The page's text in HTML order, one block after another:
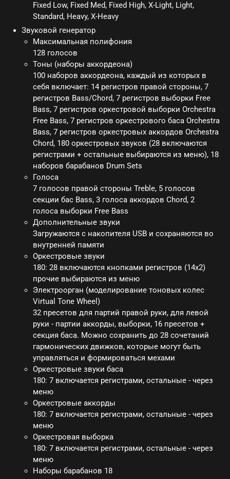
Fixed Low, Fixed Med, Fixed High, X-Light, Light,
Standard, Heavy, X-Heavy
Звуковой генератор
Максимальная полифония
128 голосов
Тоны (наборы аккордеона)
100 наборов аккордеона, каждый из которых в
себя включает: 14 регистров правой стороны, 7
регистров Bass/Chord, 7 регистров выборки Free
Bass, 7 регистров оркестровой выборки Orchestra
Free Bass, 7 регистров оркестрового баса Orchestra
Bass, 7 регистров оркестровых аккордов Orchestra
Chord, 180 оркестровых звуков (28 включаются
регистрами + остальные выбираются из меню), 18
наборов барабанов Drum Sets
Голоса
7 голосов правой стороны Treble, 5 голосов
секции бас Bass, 3 голоса аккордов Chord, 2
голоса выборки Free Bass
Дополнительные звуки
Загружаются с накопителя USB и сохраняются во
внутренней памяти
Оркестровые звуки
180: 28 включаются кнопками регистров (14x2)
прочие выбираются из меню
Электроорган (моделирование тоновых колес
Virtual Tone Wheel)
32 пресетов для партий правой руки, для левой
руки - партии аккорды, выборки, 16 пресетов +
секция баса. Можно сохранить до 28 сочетаний
гармонических движков, которые могут быть
управляться и формироваться мехами
Оркестровые звуки баса
180: 7 включается регистрами, остальные - через
меню
Оркестровые аккорды
180: 7 включается регистрами, остальные - через
меню
Оркестровая выборка
180: 7 включается регистрами, остальные - через
меню
Наборы барабанов 18